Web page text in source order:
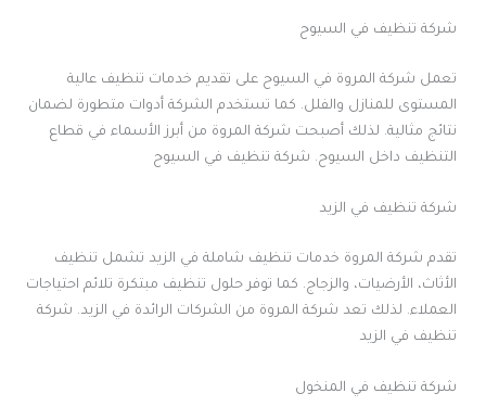
شركة تنظيف في السيوح
تعمل شركة المروة في السيوح على تقديم خدمات تنظيف عالية
المستوى للمنازل والفلل. كما تستخدم الشركة أدوات متطورة لضمان
نتائج مثالية. لذلك أصبحت شركة المروة من أبرز الأسماء في قطاع
التنظيف داخل السيوح. شركة تنظيف في السيوح
شركة تنظيف في الزيد
تقدم شركة المروة خدمات تنظيف شاملة في الزيد تشمل تنظيف
الأثاث، الأرضيات، والزجاج. كما توفر حلول تنظيف مبتكرة تلائم احتياجات
العملاء. لذلك تعد شركة المروة من الشركات الرائدة في الزيد. شركة
تنظيف في الزيد
شركة تنظيف في المنخول